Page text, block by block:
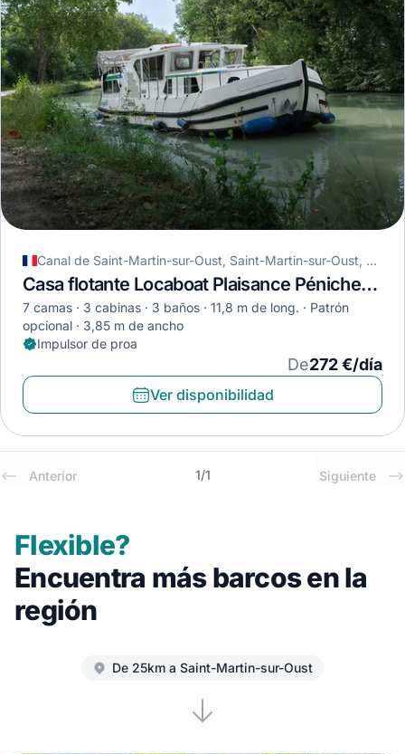
Canal de Saint-Martin-sur-Oust, Saint-Martin-sur-Oust, Francia
Casa flotante Locaboat Plaisance Pénichette 1180 · 2005
7 camas 3 cabinas 3 baños 11,8 m de long.
Patrón
opcional
3,85 m de ancho
Impulsor de proa
De272 €/día
Ver disponibilidad
Anterior 1/1 Siguiente
Flexible?
Encuentra más barcos en la
región
De 25km a Saint-Martin-sur-Oust